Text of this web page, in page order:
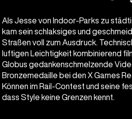
Als Jesse von Indoor-Parks zu
kam sein schlaksiges und
Straßen voll zum Ausdruck.
luftigen Leichtigkeit kombinierend
Globus gedankenschmelzende
Bronzemedaille bei den X Games
Können im Rail-Contest und seine
dass Style keine Grenzen kennt.